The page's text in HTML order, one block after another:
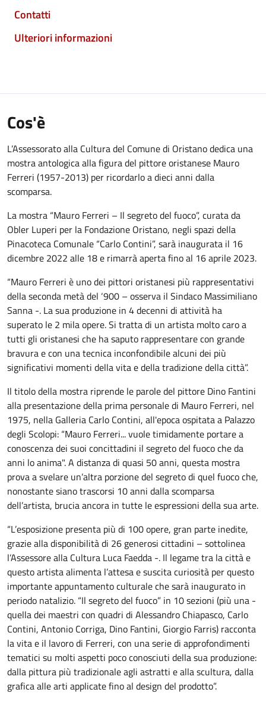
Contatti
Ulteriori informazioni
Cos'è
L’Assessorato alla Cultura del Comune di Oristano dedica una
mostra antologica alla figura del pittore oristanese Mauro
Ferreri (1957-2013) per ricordarlo a dieci anni dalla
scomparsa.
La mostra “Mauro Ferreri – Il segreto del fuoco”, curata da
Obler Luperi per la Fondazione Oristano, negli spazi della
Pinacoteca Comunale “Carlo Contini”, sarà inaugurata il 16
dicembre 2022 alle 18 e rimarrà aperta fino al 16 aprile 2023.
“Mauro Ferreri è uno dei pittori oristanesi più rappresentativi
della seconda metà del ‘900 – osserva il Sindaco Massimiliano
Sanna -. La sua produzione in 4 decenni di attività ha
superato le 2 mila opere. Si tratta di un artista molto caro a
tutti gli oristanesi che ha saputo rappresentare con grande
bravura e con una tecnica inconfondibile alcuni dei più
significativi momenti della vita e della tradizione della città”.
Il titolo della mostra riprende le parole del pittore Dino Fantini
alla presentazione della prima personale di Mauro Ferreri, nel
1975, nella Galleria Carlo Contini, all'epoca ospitata a Palazzo
degli Scolopi: “Mauro Ferreri... vuole timidamente portare a
conoscenza dei suoi concittadini il segreto del fuoco che da
anni lo anima". A distanza di quasi 50 anni, questa mostra
prova a svelare un’altra porzione del segreto di quel fuoco che,
nonostante siano trascorsi 10 anni dalla scomparsa
dell’artista, brucia ancora in tutte le espressioni della sua arte.
“L’esposizione presenta più di 100 opere, gran parte inedite,
grazie alla disponibilità di 26 generosi cittadini – sottolinea
l’Assessore alla Cultura Luca Faedda -. Il legame tra la città e
questo artista alimenta l’attesa e suscita curiosità per questo
importante appuntamento culturale che sarà inaugurato in
periodo natalizio. “Il segreto del fuoco” in 10 sezioni (più una -
quella dei maestri con quadri di Alessandro Chiapasco, Carlo
Contini, Antonio Corriga, Dino Fantini, Giorgio Farris) racconta
la vita e il lavoro di Ferreri, con una serie di approfondimenti
tematici su molti aspetti poco conosciuti della sua produzione:
dalla pittura più tradizionale agli astratti e alla scultura, dalla
grafica alle arti applicate fino al design del prodotto”.